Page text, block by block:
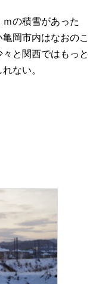
の積雪があった
岡市内はなおのこ
と関西ではもっと
ない。